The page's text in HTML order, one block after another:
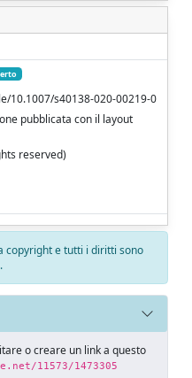
10.1007/s40138-020-00219-0
pubblicata con il layout
reserved)
copyright e tutti i diritti sono
o creare un link a questo
11573/1473305